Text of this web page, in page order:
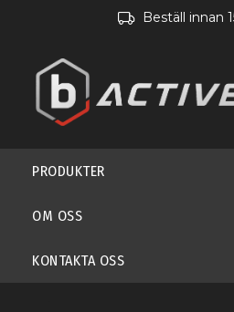
Beställ innan
PRODUKTER
OM OSS
KONTAKTA OSS